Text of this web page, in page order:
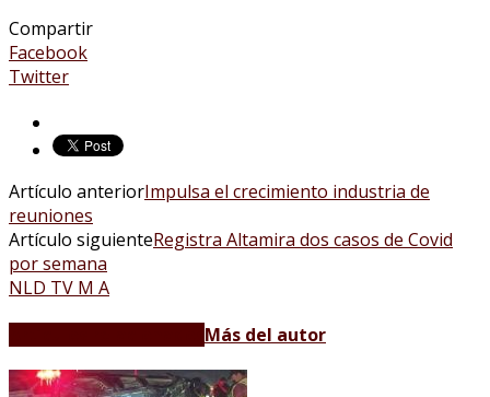
Compartir
Facebook
Twitter
Artículo anteriorImpulsa el crecimiento industria de
reuniones
Artículo siguienteRegistra Altamira dos casos de Covid
por semana
NLD TV M A
Más del autor